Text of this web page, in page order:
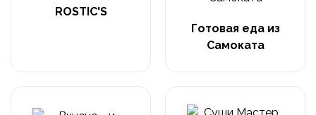
ROSTIC'S
Готовая еда из
Самоката